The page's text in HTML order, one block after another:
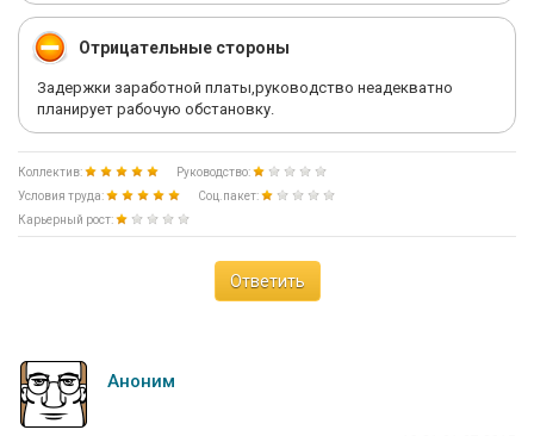
Отрицательные стороны
Задержки заработной платы,руководство неадекватно
планирует рабочую обстановку.
Коллектив:
Руководство:
Условия труда:
Соц.пакет:
Карьерный рост:
Ответить
Аноним